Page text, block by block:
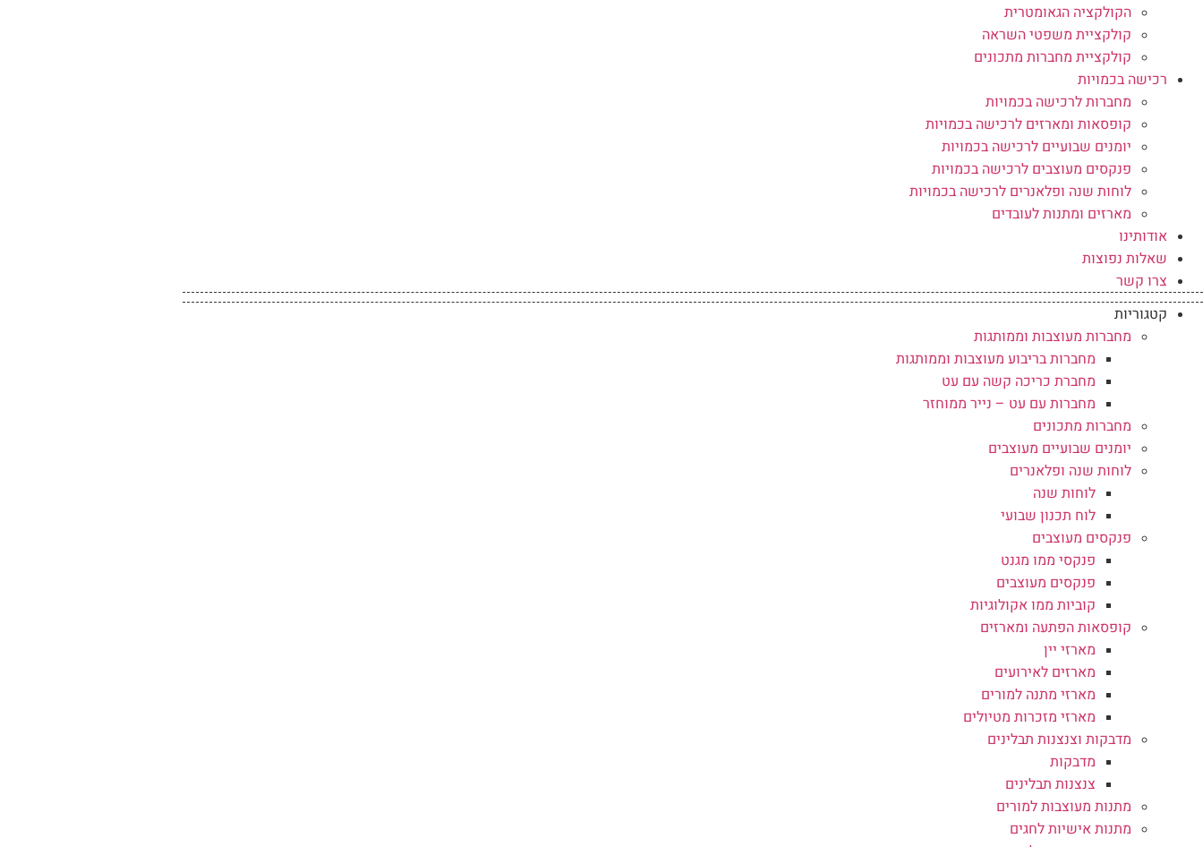
הקולקציה הגאומטרית
קולקציית משפטי השראה
קולקציית מחברות מתכונים
רכישה בכמויות
מחברות לרכישה בכמויות
קופסאות ומארזים לרכישה בכמויות
יומנים שבועיים לרכישה בכמויות
פנקסים מעוצבים לרכישה בכמויות
לוחות שנה ופלאנרים לרכישה בכמויות
מארזים ומתנות לעובדים
אודותינו
שאלות נפוצות
צרו קשר
קטגוריות
מחברות מעוצבות וממותגות
מחברות בריבוע מעוצבות וממותגות
מחברת כריכה קשה עם עט
מחברות עם עט – נייר ממוחזר
מחברות מתכונים
יומנים שבועיים מעוצבים
לוחות שנה ופלאנרים
לוחות שנה
לוח תכנון שבועי
פנקסים מעוצבים
פנקסי ממו מגנט
פנקסים מעוצבים
קוביות ממו אקולוגיות
קופסאות הפתעה ומארזים
מארזי יין
מארזים לאירועים
מארזי מתנה למורים
מארזי מזכרות מטיולים
מדבקות וצנצנות תבלינים
מדבקות
צנצנות תבלינים
מתנות מעוצבות למורים
מתנות אישיות לחגים